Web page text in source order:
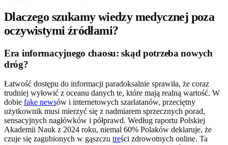
Dlaczego szukamy wiedzy medycznej poza
oczywistymi źródłami?
Era informacyjnego chaosu: skąd potrzeba nowych
dróg?
Łatwość dostępu do informacji paradoksalnie sprawiła, że coraz
trudniej wyłowić z oceanu danych te, które mają realną wartość. W
dobie fake newsów i internetowych szarlatanów, przeciętny
użytkownik musi mierzyć się z nadmiarem sprzecznych porad,
sensacyjnych nagłówków i półprawd. Według raportu Polskiej
Akademii Nauk z 2024 roku, niemal 60% Polaków deklaruje, że
czuje się zagubionych w gąszczu treści zdrowotnych online. Ta